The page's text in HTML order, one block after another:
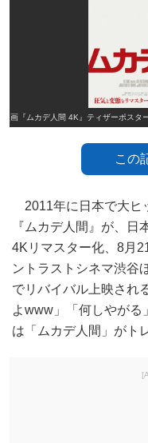
映画『ムカデ人間 4K』ティザーポス
この
2011年に日本で大ヒ
『ムカデ人間』が、
4Kリマスター化、8月
ントラストシネマ渋谷
でリバイバル上映され
よwww」「何しやがる
は「ムカデ人間」がト